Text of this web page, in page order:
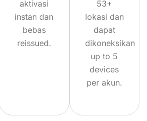
aktivasi
instan dan
bebas
reissued.
53+
lokasi dan
dapat
dikoneksikan
up to 5
devices
per akun.